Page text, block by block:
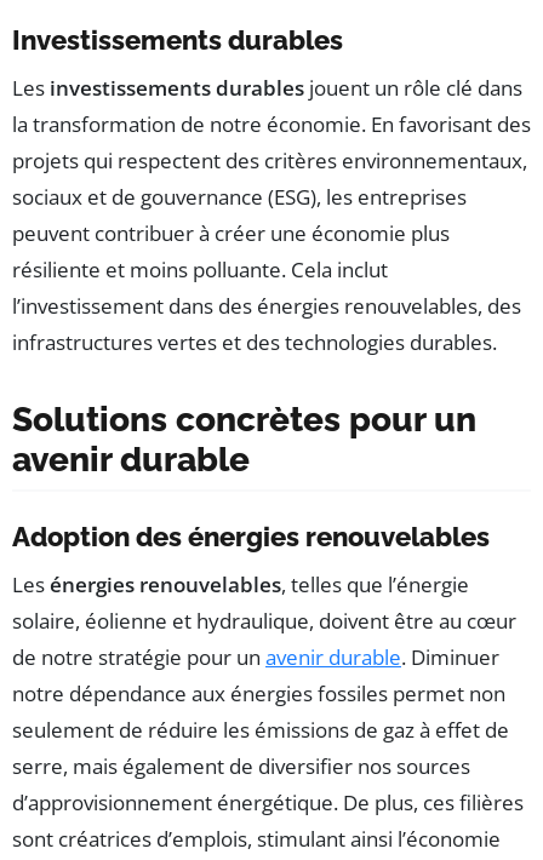
Investissements durables
Les investissements durables jouent un rôle clé dans
la transformation de notre économie. En favorisant des
projets qui respectent des critères environnementaux,
sociaux et de gouvernance (ESG), les entreprises
peuvent contribuer à créer une économie plus
résiliente et moins polluante. Cela inclut
l’investissement dans des énergies renouvelables, des
infrastructures vertes et des technologies durables.
Solutions concrètes pour un
avenir durable
Adoption des énergies renouvelables
Lesénergies renouvelables, telles que l’énergie
solaire, éolienne et hydraulique, doivent être au cœur
de notre stratégie pour un avenir durable. Diminuer
notre dépendance aux énergies fossiles permet non
seulement de réduire les émissions de gaz à effet de
serre, mais également de diversifier nos sources
d’approvisionnement énergétique. De plus, ces filières
sont créatrices d’emplois, stimulant ainsi l’économie